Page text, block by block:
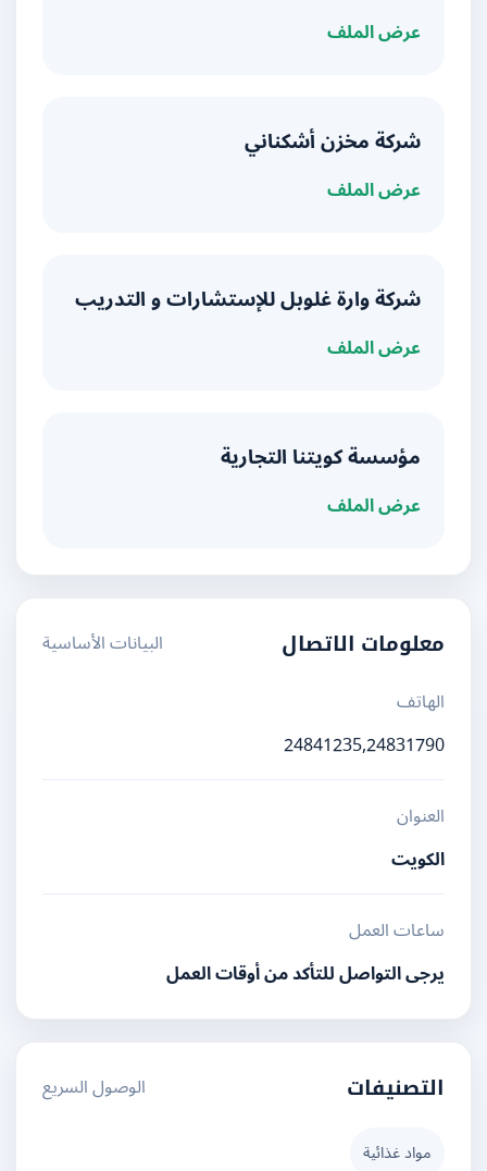
عرض الملف
شركة مخزن أشكناني
عرض الملف
شركة وارة غلوبل للإستشارات و التدريب
عرض الملف
مؤسسة كويتنا التجارية
عرض الملف
معلومات الاتصال
البيانات الأساسية
الهاتف
24841235,24831790
العنوان
الكويت
ساعات العمل
يرجى التواصل للتأكد من أوقات العمل
التصنيفات الوصول السريع
مواد غذائية